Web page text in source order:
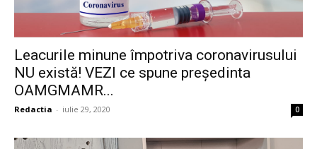
Leacurile minune împotriva coronavirusului
NU există! VEZI ce spune președinta
OAMGMAMR...
Redactia - iulie 29, 2020 0